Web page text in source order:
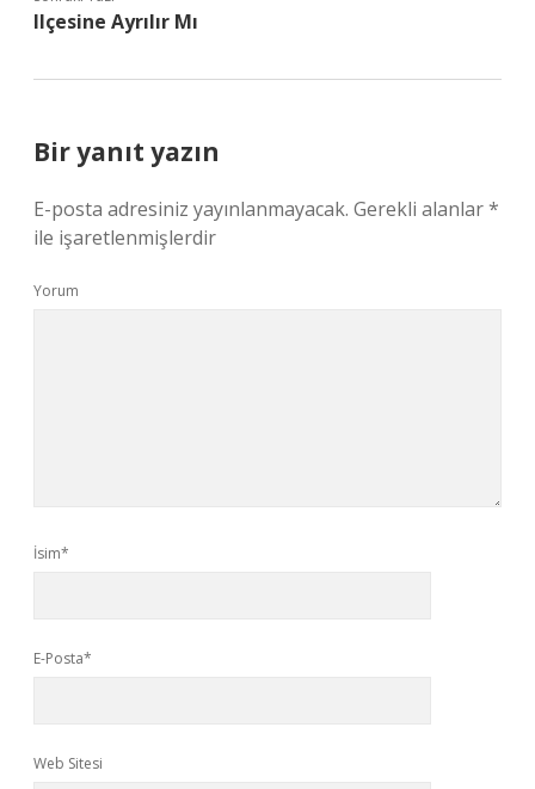
Ilçesine Ayrılır Mı
Bir yanıt yazın
E-posta adresiniz yayınlanmayacak. Gerekli alanlar*
ile işaretlenmişlerdir
Yorum
İsim*
E-Posta*
Web Sitesi